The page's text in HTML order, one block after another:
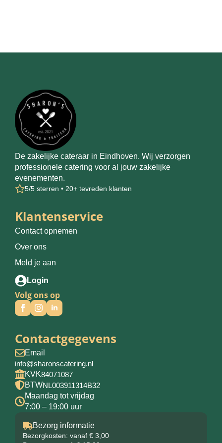
De zakelijke cateraar in Eindhoven. Wij verzorgen
professionele catering voor al jouw zakelijke
evenementen.
5/5 sterren • 20+ tevreden klanten
Klantenservice
Contact opnemen
Over ons
Meld je aan
Login
Volg ons op
Contactgegevens
Email
info@sharonscatering.nl
KVK84071087
BTWNL003911314B32
Maandag tot vrijdag
7:00 – 19:00 uur
Bezorg informatie
Bezorgkosten: vanaf € 3,00